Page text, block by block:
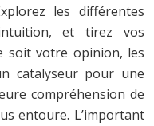
les différentes
et tirez vos
soit votre opinion, les
catalyseur pour une
compréhension de
entoure. L’important